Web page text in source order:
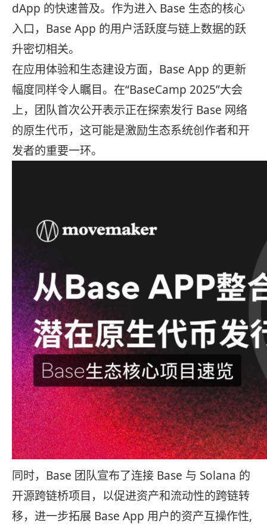
dApp 的快速普及。作为进入 Base 生态的核心
入口，Base App 的用户活跃度与链上数据的跃
升密切相关。
在应用体验和生态建设方面，Base App 的更新
幅度同样令人瞩目。在“BaseCamp 2025”大会
上，团队首次公开表示正在探索发行 Base 网络
的原生代币，这可能是激励生态系统创作者和开
发者的重要一环。
同时，Base 团队宣布了连接 Base 与 Solana 的
开源跨链桥项目，以促进资产和流动性的跨链转
移，进一步拓展 Base App 用户的资产互操作性,